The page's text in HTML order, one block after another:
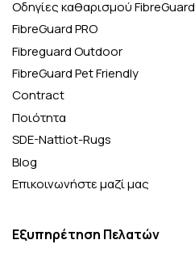
Οδηγίες καθαρισμού FibreGuard
FibreGuard PRO
Fibreguard Outdoor
FibreGuard Pet Friendly
Contract
Ποιότητα
SDE-Nattiot-Rugs
Blog
Επικοινωνήστε μαζί μας
Εξυπηρέτηση Πελατών